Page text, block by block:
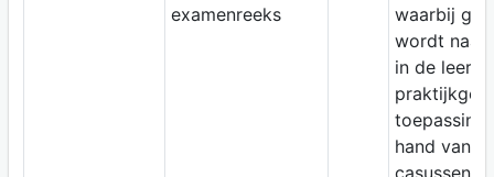
examenreeks
waarbij
wordt naar
in de
toepassing
hand van
casussen.